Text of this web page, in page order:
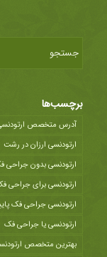
برچسب‌ها
آدرس متخصص
ارتودنسی ارزان در رشت
ارتودنسی بدون جراحی
ارتودنسی برای جراحی
ارتودنسی جراحی فک
ارتودنسی یا جراحی فک
بهترین متخصص